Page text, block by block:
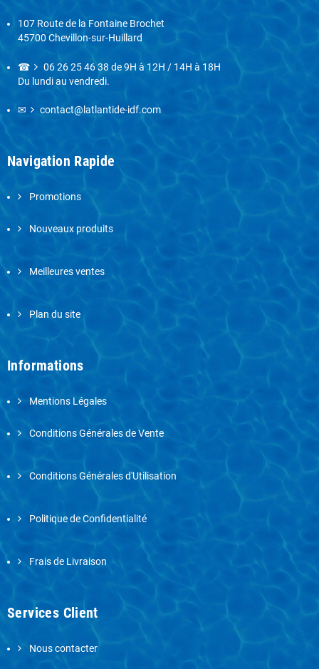
107 Route de la Fontaine Brochet
45700 Chevillon-sur-Huillard
☎ 06 26 25 46 38 de 9H à 12H / 14H à 18H
Du lundi au vendredi.
✉ contact@latlantide-idf.com
Navigation Rapide
Promotions
Nouveaux produits
Meilleures ventes
Plan du site
Informations
Mentions Légales
Conditions Générales de Vente
Conditions Générales d'Utilisation
Politique de Confidentialité
Frais de Livraison
Services Client
Nous contacter